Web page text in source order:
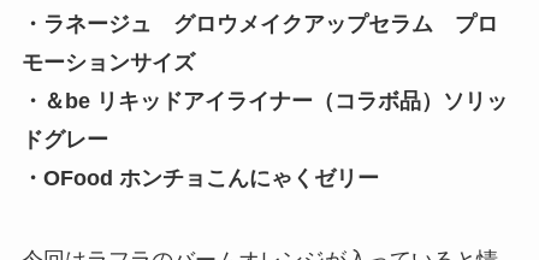
・ラネージュ グロウメイクアップセラム プロ
モーションサイズ
・＆be リキッドアイライナー（コラボ品）ソリッ
ドグレー
・OFood ホンチョこんにゃくゼリー